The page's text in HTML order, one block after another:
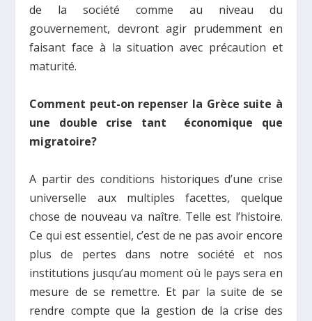
de la société comme au niveau du
gouvernement, devront agir prudemment en
faisant face à la situation avec précaution et
maturité.
Comment peut-on repenser la Grèce suite à
une double crise tant économique que
migratoire?
A partir des conditions historiques d’une crise
universelle aux multiples facettes, quelque
chose de nouveau va naître. Telle est l’histoire.
Ce qui est essentiel, c’est de ne pas avoir encore
plus de pertes dans notre société et nos
institutions jusqu’au moment où le pays sera en
mesure de se remettre. Et par la suite de se
rendre compte que la gestion de la crise des